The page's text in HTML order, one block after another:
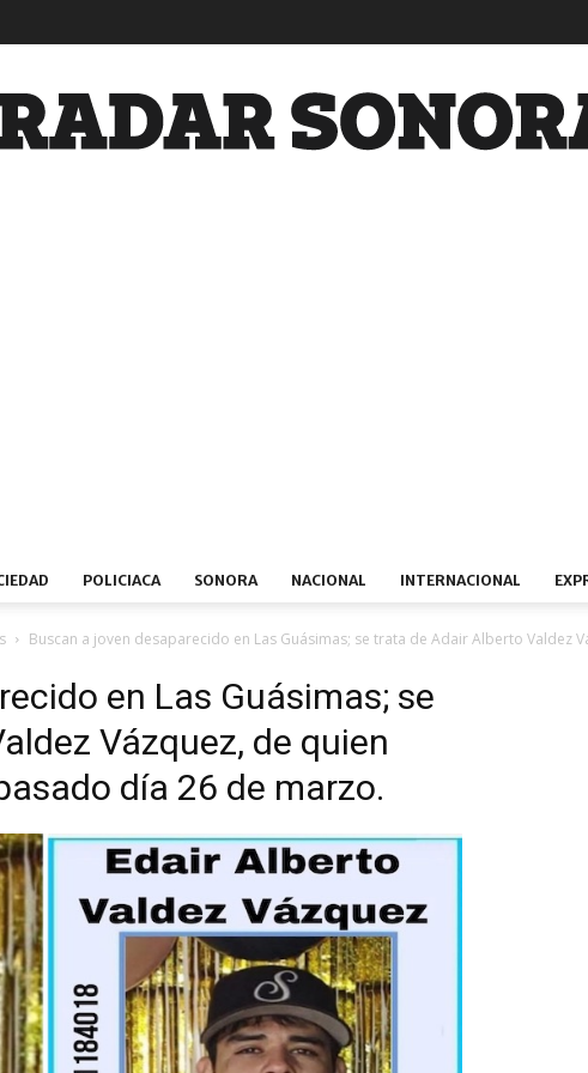
POLICIACA SONORA NACIONAL INTERNACIONAL
Buscan a joven desaparecido en Las Guásimas; se trata de Adair Alberto Valdez
en Las Guásimas; se
Vázquez, de quien
día 26 de marzo.